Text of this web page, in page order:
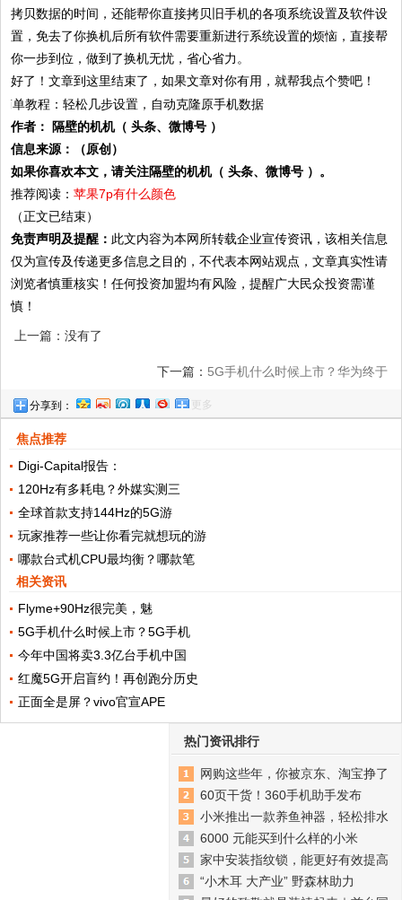
拷贝数据的时间，还能帮你直接拷贝旧手机的各项系统设置及软件设
置，免去了你换机后所有软件需要重新进行系统设置的烦恼，直接帮
你一步到位，做到了换机无忧，省心省力。
好了！文章到这里结束了，如果文章对你有用，就帮我点个赞吧！
作者： 隔壁的机机（ 头条、微博号 ）
信息来源：（原创）
如果你喜欢本文，请关注隔壁的机机（ 头条、微博号 ）。
推荐阅读：苹果7p有什么颜色
（正文已结束）
免责声明及提醒： 此文内容为本网所转载企业宣传资讯，该相关信息
仅为宣传及传递更多信息之目的，不代表本网站观点，文章真实性请
浏览者慎重核实！任何投资加盟均有风险，提醒广大民众投资需谨
慎！
上一篇：没有了
下一篇： 5G手机什么时候上市？华为终于
分享到： 更多
焦点推荐
Digi-Capital报告：
120Hz有多耗电？外媒实测三
全球首款支持144Hz的5G游
玩家推荐一些让你看完就想玩的游
哪款台式机CPU最均衡？哪款笔
相关资讯
Flyme+90Hz很完美，魅
5G手机什么时候上市？5G手机
今年中国将卖3.3亿台手机中国
红魔5G开启盲约！再创跑分历史
正面全是屏？vivo官宣APE
热门资讯排行
网购这些年，你被京东、淘宝挣了
60页干货！360手机助手发布
小米推出一款养鱼神器，轻松排水
6000 元能买到什么样的小米
家中安装指纹锁，能更好有效提高
“小木耳 大产业” 野森林助力